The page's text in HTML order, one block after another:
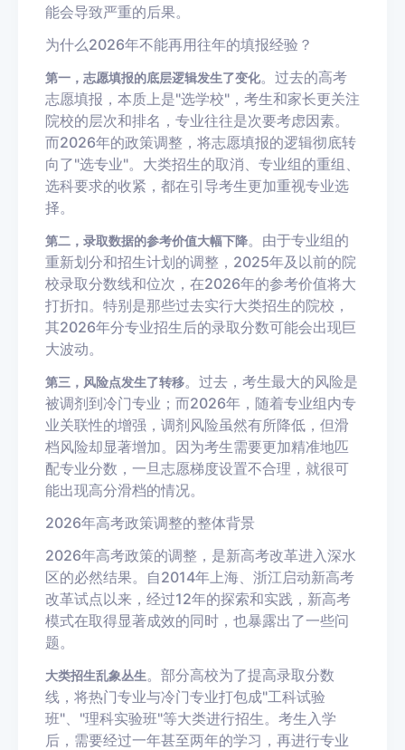
能会导致严重的后果。
为什么2026年不能再用往年的填报经验？
第一，志愿填报的底层逻辑发生了变化。过去的高考
志愿填报，本质上是"选学校"，考生和家长更关注
院校的层次和排名，专业往往是次要考虑因素。
而2026年的政策调整，将志愿填报的逻辑彻底转
向了"选专业"。大类招生的取消、专业组的重组、
选科要求的收紧，都在引导考生更加重视专业选
择。
第二，录取数据的参考价值大幅下降。由于专业组的
重新划分和招生计划的调整，2025年及以前的院
校录取分数线和位次，在2026年的参考价值将大
打折扣。特别是那些过去实行大类招生的院校，
其2026年分专业招生后的录取分数可能会出现巨
大波动。
第三，风险点发生了转移。过去，考生最大的风险是
被调剂到冷门专业；而2026年，随着专业组内专
业关联性的增强，调剂风险虽然有所降低，但滑
档风险却显著增加。因为考生需要更加精准地匹
配专业分数，一旦志愿梯度设置不合理，就很可
能出现高分滑档的情况。
2026年高考政策调整的整体背景
2026年高考政策的调整，是新高考改革进入深水
区的必然结果。自2014年上海、浙江启动新高考
改革试点以来，经过12年的探索和实践，新高考
模式在取得显著成效的同时，也暴露出了一些问
题。
大类招生乱象丛生。部分高校为了提高录取分数
线，将热门专业与冷门专业打包成"工科试验
班"、"理科实验班"等大类进行招生。考生入学
后，需要经过一年甚至两年的学习，再进行专业